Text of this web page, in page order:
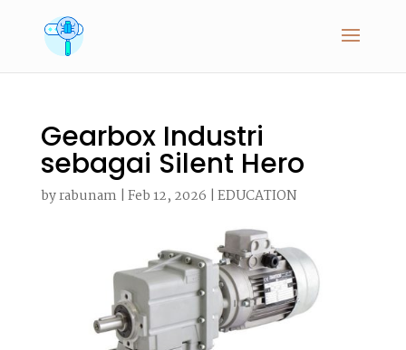
Gearbox Industri
sebagai Silent Hero
byrabunam | Feb 12, 2026 | EDUCATION